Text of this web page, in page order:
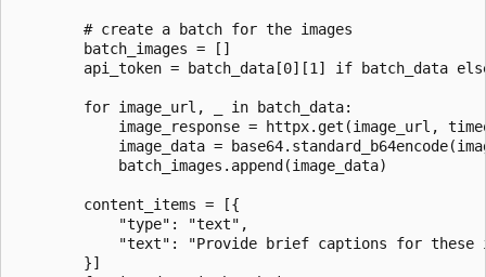
        # create a batch for the images
        batch_images = []
api_token = batch_data[0][1] if batch_data
        for image_url, _ in batch_data:
image_response = httpx.get(image_url,
image_data =
            batch_images.append(image_data)
        content_items = [{
            "type": "text",
"text": "Provide brief captions for these
        }]